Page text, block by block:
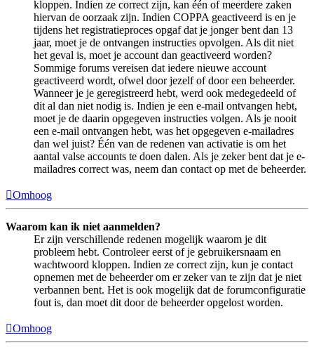
kloppen. Indien ze correct zijn, kan één of meerdere zaken
hiervan de oorzaak zijn. Indien COPPA geactiveerd is en je
tijdens het registratieproces opgaf dat je jonger bent dan 13
jaar, moet je de ontvangen instructies opvolgen. Als dit niet
het geval is, moet je account dan geactiveerd worden?
Sommige forums vereisen dat iedere nieuwe account
geactiveerd wordt, ofwel door jezelf of door een beheerder.
Wanneer je je geregistreerd hebt, werd ook medegedeeld of
dit al dan niet nodig is. Indien je een e-mail ontvangen hebt,
moet je de daarin opgegeven instructies volgen. Als je nooit
een e-mail ontvangen hebt, was het opgegeven e-mailadres
dan wel juist? Één van de redenen van activatie is om het
aantal valse accounts te doen dalen. Als je zeker bent dat je e-
mailadres correct was, neem dan contact op met de beheerder.
Omhoog
Waarom kan ik niet aanmelden?
Er zijn verschillende redenen mogelijk waarom je dit
probleem hebt. Controleer eerst of je gebruikersnaam en
wachtwoord kloppen. Indien ze correct zijn, kun je contact
opnemen met de beheerder om er zeker van te zijn dat je niet
verbannen bent. Het is ook mogelijk dat de forumconfiguratie
fout is, dan moet dit door de beheerder opgelost worden.
Omhoog